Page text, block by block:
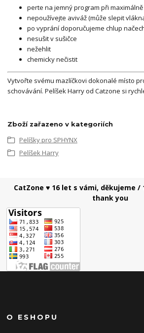
perte na jemný program při maximálně
nepoužívejte aviváž (může slepit
po vyprání doporučujeme chlup
nesušit v sušičce
nežehlit
chemicky nečistit
Vytvořte svému mazlíčkovi dokonalé místo
schovávání. Pelíšek Harry od Catzone si
Zboží zařazeno v kategoriích
Pelíšky pro SPHYNX
Pelíšek Harry
CatZone ♥ 16 let s vámi, děkujeme /
thank you
O ESHOPU